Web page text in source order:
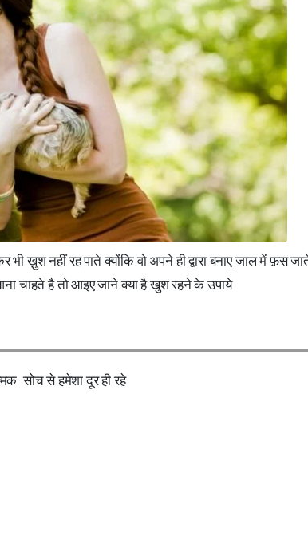
ख़ुश नहीं रह पाते क्योंकि वो अपने ही द्वारा बनाए जाल में फ़स
चाहते है तो आइए जाने क्या है खुश रहने के उपाये
सोच से हमेशा दूर ही रहे